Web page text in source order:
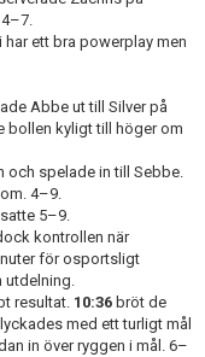
har ett bra powerplay men
Abbe ut till Silver på
bollen kyligt till höger om
och spelade in till Sebbe.
4–9.
5–9.
kontrollen när
för osportsligt
utdelning.
resultat. 10:36 bröt de
med ett turligt mål
in över ryggen i mål. 6–